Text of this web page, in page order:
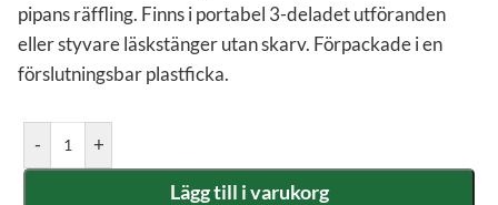
pipans räffling. Finns i portabel 3-deladet utföranden
eller styvare läskstänger utan skarv. Förpackade i en
förslutningsbar plastficka.
- +
Lägg till i varukorg